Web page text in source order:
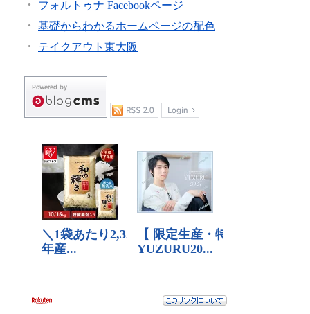
フォルトゥナ Facebookページ
基礎からわかるホームページの配色
テイクアウト東大阪